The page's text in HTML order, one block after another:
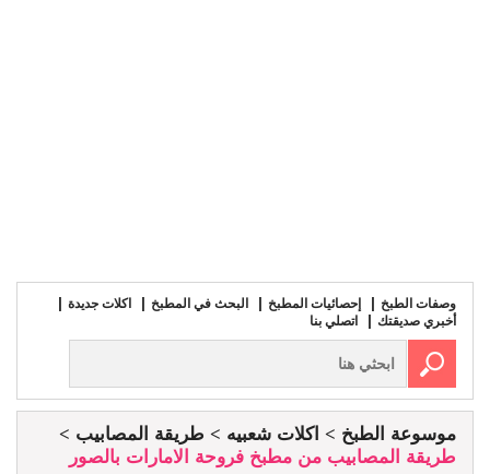
وصفات الطبخ إحصائيات المطبخ البحث في المطبخ
اكلات جديدة
أخبري صديقتك
اتصلي بنا
موسوعة الطبخ اكلات شعبيه
طريقة المصابيب
طريقة المصابيب من مطبخ فروحة الامارات بالصور